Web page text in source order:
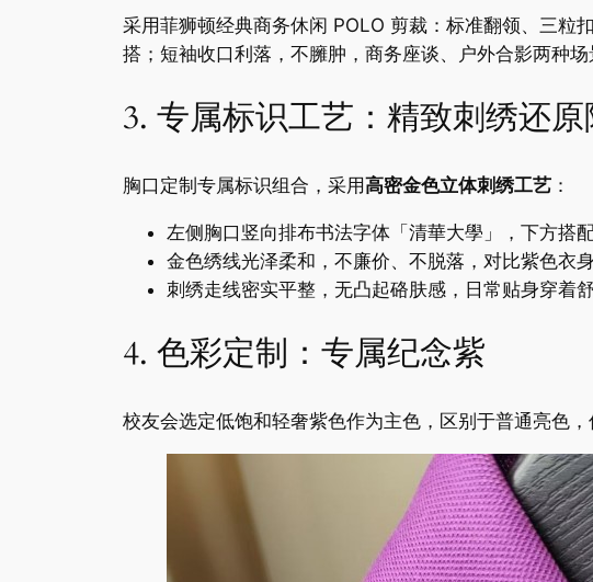
采用菲狮顿经典商务休闲 POLO 剪裁：标准翻领、三粒
搭；短袖收口利落，不臃肿，商务座谈、户外合影两种场
3. 专属标识工艺：精致刺绣还
胸口定制专属标识组合，采用高密金色立体刺绣工艺 ：
左侧胸口竖向排布书法字体「清華大學」，下方搭
金色绣线光泽柔和，不廉价、不脱落，对比紫色衣
刺绣走线密实平整，无凸起硌肤感，日常贴身穿着舒
4. 色彩定制：专属纪念紫
校友会选定低饱和轻奢紫色作为主色，区别于普通亮色